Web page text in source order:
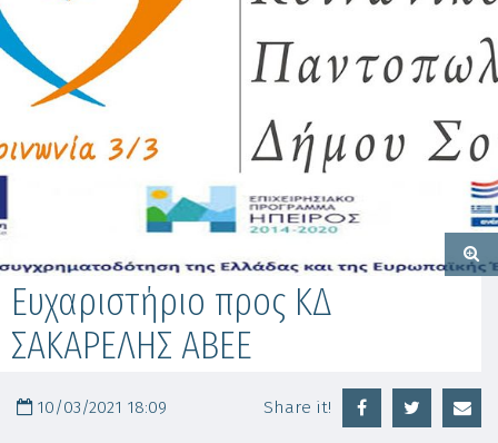
Ευχαριστήριο προς ΚΔ
ΣΑΚΑΡΕΛΗΣ ΑΒΕΕ
10/03/2021 18:09 Share it!